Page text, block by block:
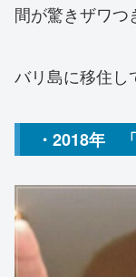
間が驚きザワつ
バリ島に移住し
・2018年